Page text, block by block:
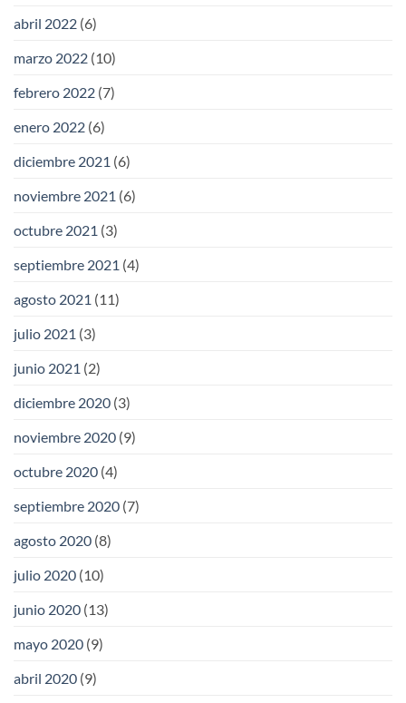
abril 2022 (6)
marzo 2022 (10)
febrero 2022 (7)
enero 2022 (6)
diciembre 2021 (6)
noviembre 2021 (6)
octubre 2021 (3)
septiembre 2021 (4)
agosto 2021 (11)
julio 2021 (3)
junio 2021 (2)
diciembre 2020 (3)
noviembre 2020 (9)
octubre 2020 (4)
septiembre 2020 (7)
agosto 2020 (8)
julio 2020 (10)
junio 2020 (13)
mayo 2020 (9)
abril 2020 (9)